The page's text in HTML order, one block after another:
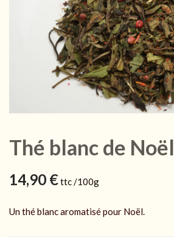
Thé blanc de Noël
14,90 €ttc /100g
Un thé blanc aromatisé pour Noël.